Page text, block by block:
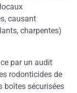
causant
charpentes)
par un audit
rodonticides de
boîtes sécurisées